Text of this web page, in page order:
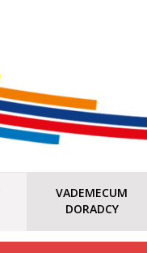
VADEMECUM
DORADCY